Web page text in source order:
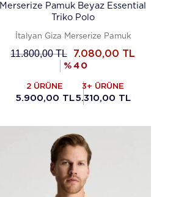
Merserize Pamuk Beyaz Essential
Triko Polo
İtalyan Giza Merserize Pamuk
11.800,00TL 7.080,00 TL
%40
2 ÜRÜNE
5.900,00 TL
3+ ÜRÜNE
5.310,00 TL